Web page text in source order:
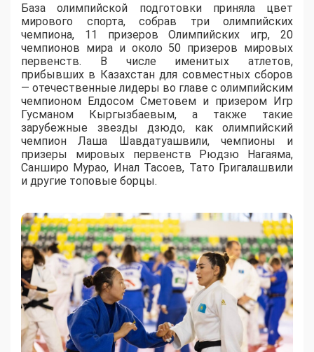
База олимпийской подготовки приняла цвет
мирового спорта, собрав три олимпийских
чемпиона, 11 призеров Олимпийских игр, 20
чемпионов мира и около 50 призеров мировых
первенств. В числе именитых атлетов,
прибывших в Казахстан для совместных сборов
— отечественные лидеры во главе с олимпийским
чемпионом Елдосом Сметовем и призером Игр
Гусманом Кыргызбаевым, а также такие
зарубежные звезды дзюдо, как олимпийский
чемпион Лаша Шавдатуашвили, чемпионы и
призеры мировых первенств Рюдзю Нагаяма,
Санширо Мурао, Инал Тасоев, Тато Григалашвили
и другие топовые борцы.